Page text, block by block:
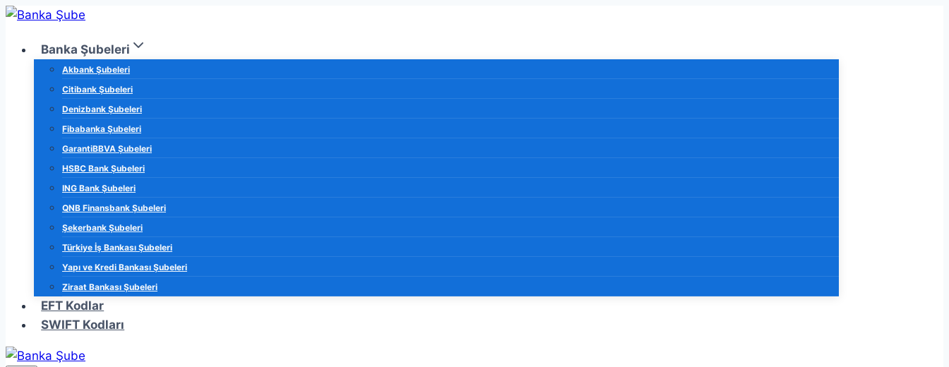
Skip
contentBanka Şubeleri
Akbank Şubeleri
Citibank Şubeleri
Denizbank Şubeleri
Fibabanka Şubeleri
GarantiBBVA Şubeleri
HSBC Bank Şubeleri
ING Bank Şubeleri
QNB Finansbank Şubeleri
Şekerbank Şubeleri
Türkiye İş Bankası Şubeleri
Yapı ve Kredi Bankası Şubeleri
Ziraat Bankası Şubeleri
EFT Kodlar
SWIFT Kodları